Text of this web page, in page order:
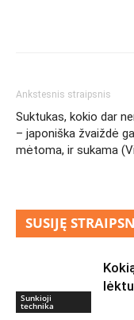
Ankstesnis straipsnis
Suktukas, kokio dar
– japoniška žvaiždė
mėtoma, ir sukama
SUSIJĘ
Sunkioji
technika